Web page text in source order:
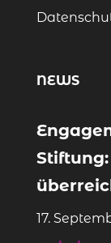
NEWS
17.